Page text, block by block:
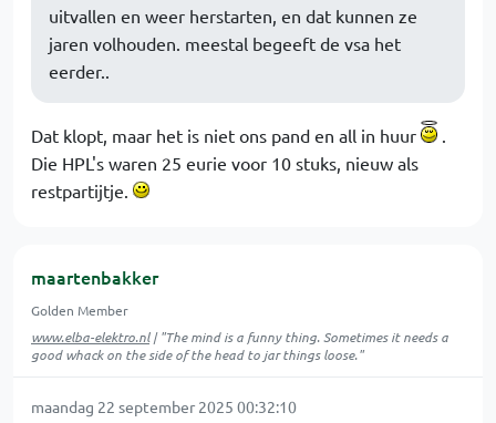
uitvallen en weer herstarten, en dat kunnen ze
jaren volhouden. meestal begeeft de vsa het
eerder..
Dat klopt, maar het is niet ons pand en all in huur
Die HPL's waren 25 eurie voor 10 stuks, nieuw als
restpartijtje.
maartenbakker
Golden Member
www.elba-elektro.nl| "The mind is a funny thing. Sometimes it needs a
good whack on the side of the head to jar things loose."
maandag 22 september 2025 00:32:10